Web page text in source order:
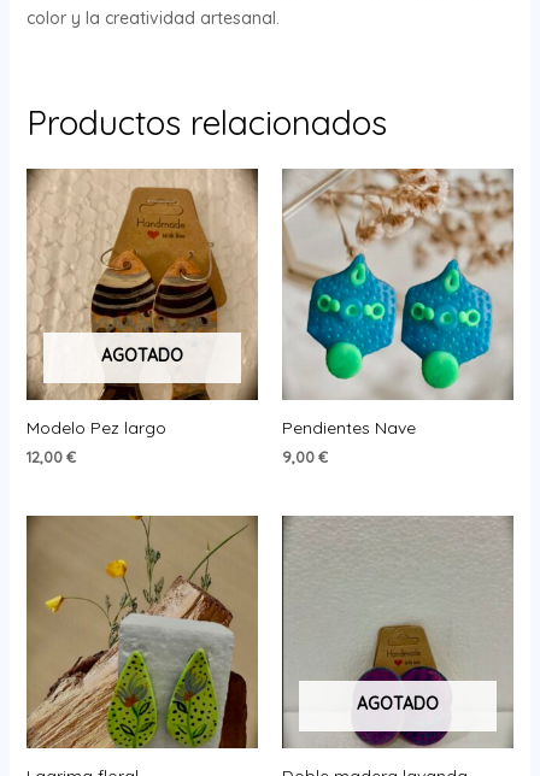
color y la creatividad artesanal.
Productos relacionados
AGOTADO
Modelo Pez largo
12,00€
Pendientes Nave
9,00€
AGOTADO